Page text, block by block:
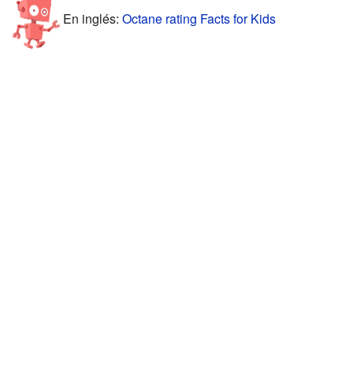
En inglés: Octane rating Facts for Kids